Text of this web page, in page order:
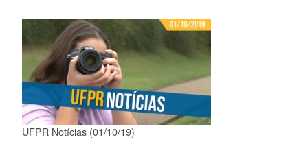
UFPR Notícias (01/10/19)